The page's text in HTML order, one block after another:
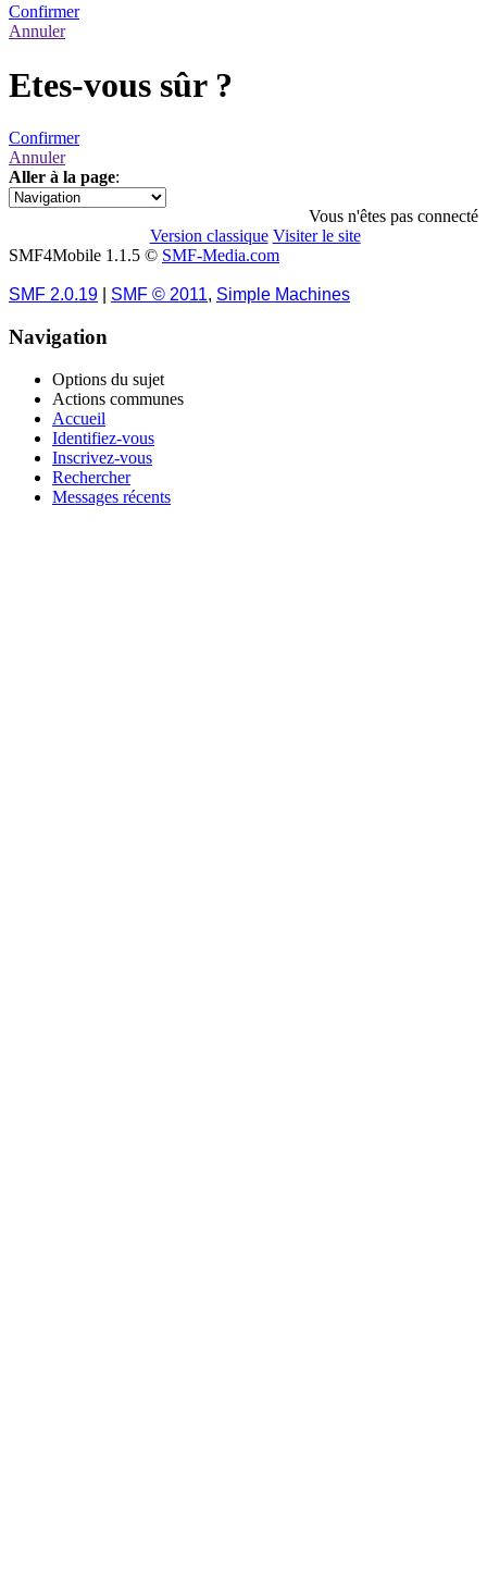
Confirmer
Annuler
Etes-vous sûr ?
Confirmer
Annuler
Aller à la page:
1 2 »
Vous n'êtes pas connecté
Version classique Visiter le site
SMF4Mobile 1.1.5 © SMF-Media.com
SMF 2.0.19 SMF © 2011, Simple Machines
Navigation
Options du sujet
Actions communes
Accueil
Identifiez-vous
Inscrivez-vous
Rechercher
Messages récents